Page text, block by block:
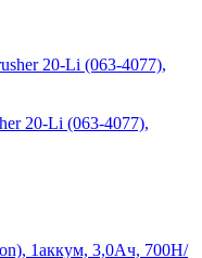
20-Li (063-4077),